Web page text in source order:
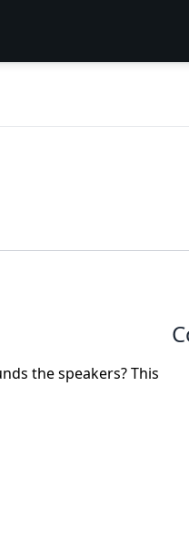
the speakers? This